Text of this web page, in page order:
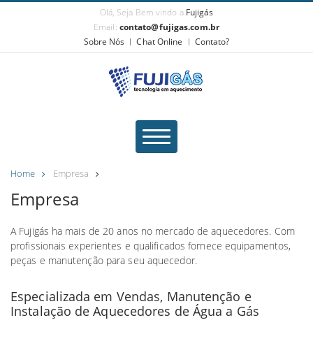
Olá, Seja Bem vindo a Fujigás
Email: contato@fujigas.com.br
Sobre Nós
Chat Online Contato?
Home Empresa
Empresa
A Fujigás ha mais de 20 anos no mercado de aquecedores. Com
profissionais experientes e qualificados fornece equipamentos,
peças e manutenção para seu aquecedor.
Especializada em Vendas, Manutenção e
Instalação de Aquecedores de Água a Gás